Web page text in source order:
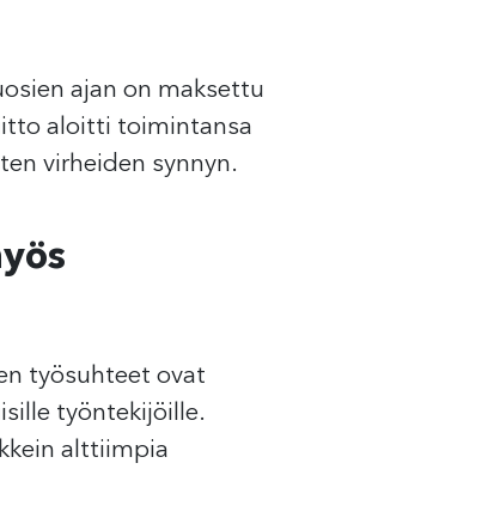
ajan on maksettu
aloitti toimintansa
virheiden synnyn.
työsuhteet ovat
työntekijöille.
alttiimpia